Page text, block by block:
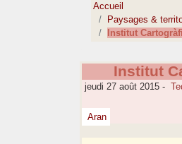
Accueil
Paysages &
Institut
Institut
jeudi 27 août 2015 -
Aran